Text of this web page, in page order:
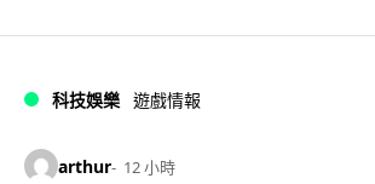
科技娛樂 遊戲情報
arthur 12 小時